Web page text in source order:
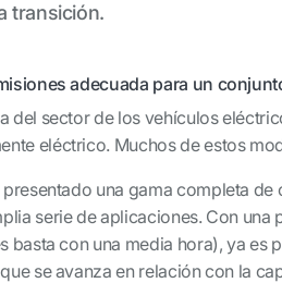
transición.
adecuada para un
del sector de los vehículos
eléctrico. Muchos de estos
presentado una gama completa
serie de aplicaciones. Con
basta con una media hora), ya
se avanza en relación con la